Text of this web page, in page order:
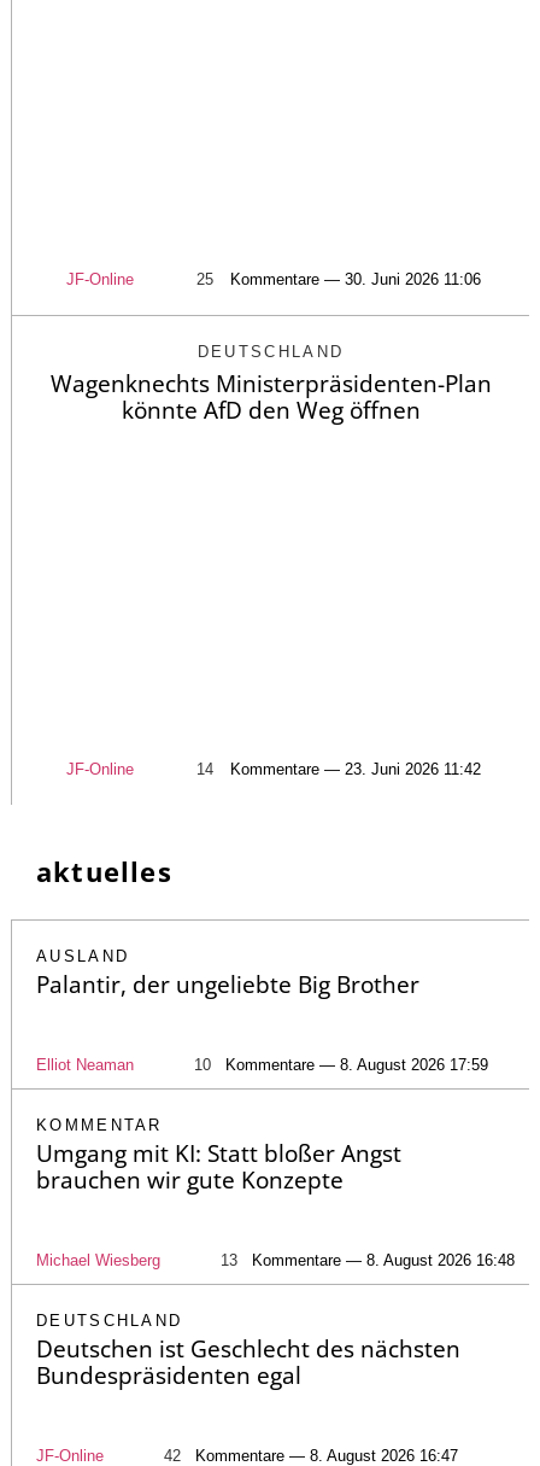
JF-Online 25 Kommentare — 30. Juni 2026 11:06
DEUTSCHLAND
Wagenknechts Ministerpräsidenten-Plan
könnte AfD den Weg öffnen
JF-Online 14 Kommentare — 23. Juni 2026 11:42
aktuelles
AUSLAND
Palantir, der ungeliebte Big Brother
Elliot Neaman 10 Kommentare — 8. August 2026 17:59
KOMMENTAR
Umgang mit KI: Statt bloßer Angst
brauchen wir gute Konzepte
Michael Wiesberg 13 Kommentare — 8. August 2026 16:48
DEUTSCHLAND
Deutschen ist Geschlecht des nächsten
Bundespräsidenten egal
JF-Online 42 Kommentare — 8. August 2026 16:47